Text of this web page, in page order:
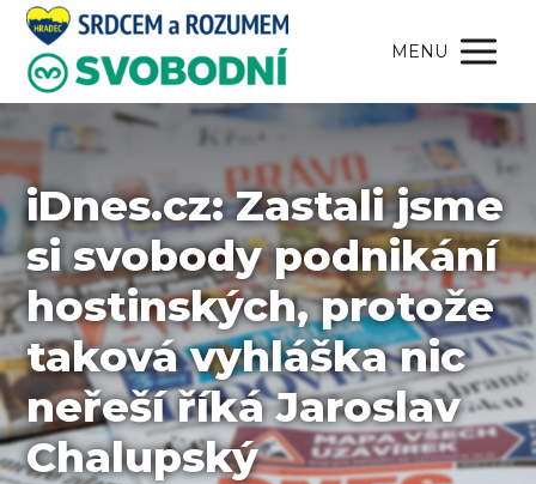
MENU
iDnes.cz: Zastali jsme
si svobody podnikání
hostinských, protože
taková vyhláška nic
neřeší říká Jaroslav
Chalupský